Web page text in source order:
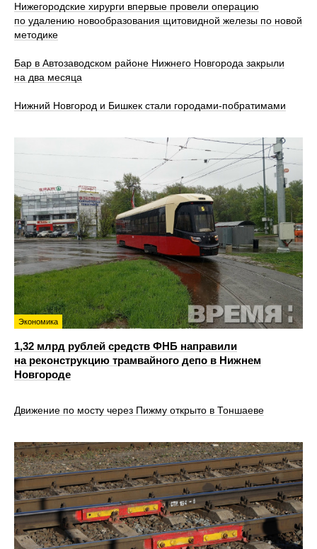
Нижегородские хирурги впервые провели операцию
по удалению новообразования щитовидной железы по новой
методике
Бар в Автозаводском районе Нижнего Новгорода закрыли
на два месяца
Нижний Новгород и Бишкек стали городами-побратимами
Экономика
1,32 млрд рублей средств ФНБ направили
на реконструкцию трамвайного депо в Нижнем
Новгороде
Движение по мосту через Пижму открыто в Тоншаеве